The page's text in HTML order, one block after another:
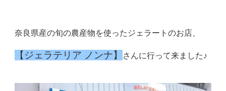
奈良県産の旬の農産物を使ったジェラートのお店、
【ジェラテリア ノンナ】 さんに行って来ました♪